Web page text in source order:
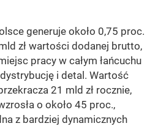
generuje około 0,75 proc.
zł wartości dodanej brutto,
pracy w całym łańcuchu
i detal. Wartość
21 mld zł rocznie,
o około 45 proc.,
z bardziej dynamicznych